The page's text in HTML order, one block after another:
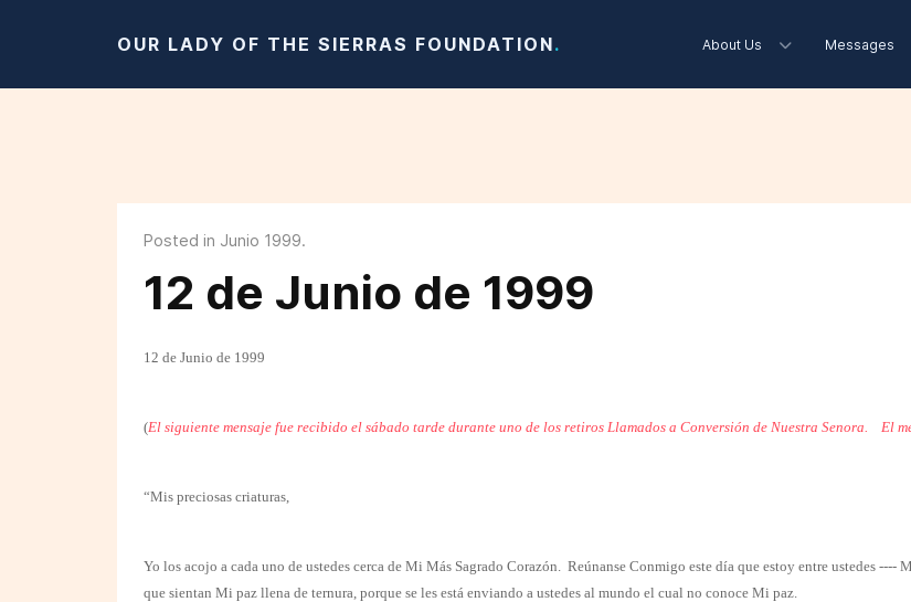
OUR LADY OF THE SIERRAS FOUNDATION. About Us Messages
Posted in Junio 1999.
12 de Junio de 1999
12 de Junio de 1999
(El siguiente mensaje fue recibido el sábado tarde durante uno de los retiros Llamados a Conversión de Nuestra Senora. El
“Mis preciosas criaturas,
Yo los acojo a cada uno de ustedes cerca de Mi Más Sagrado Corazón. Reúnanse Conmigo este día que estoy entre ustedes ----
que sientan Mi paz llena de ternura, porque se les está enviando a ustedes al mundo el cual no conoce Mi paz.